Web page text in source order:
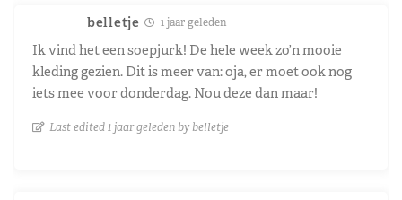
belletje 1 jaar geleden
Ik vind het een soepjurk! De hele week zo’n mooie
kleding gezien. Dit is meer van: oja, er moet ook nog
iets mee voor donderdag. Nou deze dan maar!
Last edited 1 jaar geleden by belletje